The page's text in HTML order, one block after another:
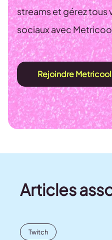
streams et gérez tous
sociaux avec
Rejoindre
Articles
Twitch